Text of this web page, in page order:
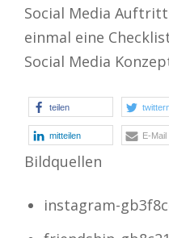
Social Media
einmal eine
Social Media
teilen
mitteilen E-Mail
Bildquellen
instagram-